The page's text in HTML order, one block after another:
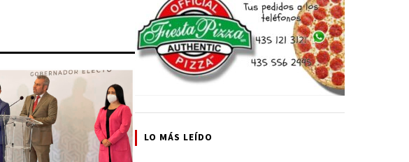
LO MÁS LEÍDO